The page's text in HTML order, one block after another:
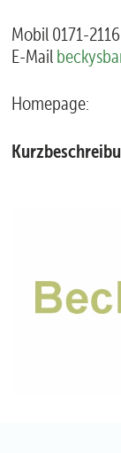
Mobil 0171-
E-Mail
Homepage: